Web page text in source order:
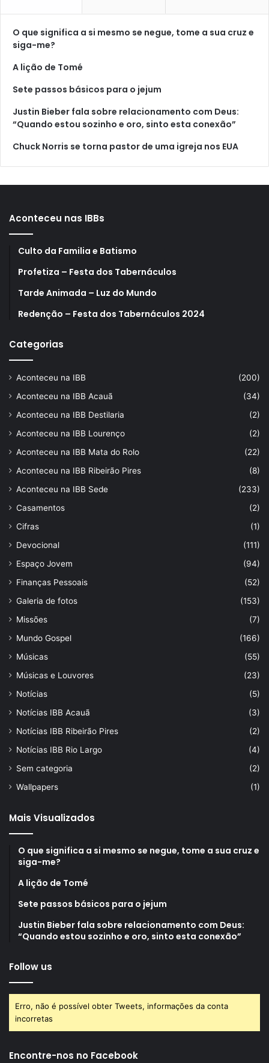
O que significa a si mesmo se negue, tome a sua cruz e
siga-me?
A lição de Tomé
Sete passos básicos para o jejum
Justin Bieber fala sobre relacionamento com Deus:
“Quando estou sozinho e oro, sinto esta conexão”
Chuck Norris se torna pastor de uma igreja nos EUA
Aconteceu nas IBBs
Culto da Familia e Batismo
Profetiza – Festa dos Tabernáculos
Tarde Animada – Luz do Mundo
Redenção – Festa dos Tabernáculos 2024
Categorias
Aconteceu na IBB
(200)
Aconteceu na IBB Acauã
(34)
Aconteceu na IBB Destilaria
(2)
Aconteceu na IBB Lourenço
(2)
Aconteceu na IBB Mata do Rolo
(22)
Aconteceu na IBB Ribeirão Pires
(8)
Aconteceu na IBB Sede
(233)
Casamentos
(2)
Cifras
(1)
Devocional
(111)
Espaço Jovem
(94)
Finanças Pessoais
(52)
Galeria de fotos
(153)
Missões
(7)
Mundo Gospel
(166)
Músicas
(55)
Músicas e Louvores
(23)
Notícias
(5)
Notícias IBB Acauã
(3)
Notícias IBB Ribeirão Pires
(2)
Notícias IBB Rio Largo
(4)
Sem categoria
(2)
Wallpapers
(1)
Mais Visualizados
O que significa a si mesmo se negue, tome a sua cruz e
siga-me?
A lição de Tomé
Sete passos básicos para o jejum
Justin Bieber fala sobre relacionamento com Deus:
“Quando estou sozinho e oro, sinto esta conexão”
Follow us
Erro, não é possível obter Tweets, informações da conta
incorretas
Encontre-nos no Facebook